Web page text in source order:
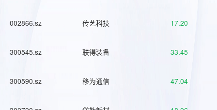
002866.sz 传艺科技 17.20
300545.sz 联得装备 33.45
300590.sz 移为通信 47.04